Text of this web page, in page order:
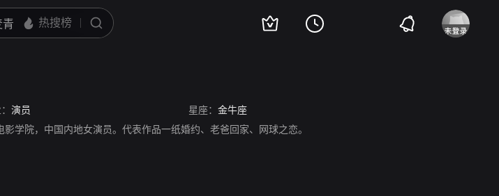
演员 星座： 金牛座
学院，中国内地女演员。代表作品一纸婚约、老爸回家、网球之恋。